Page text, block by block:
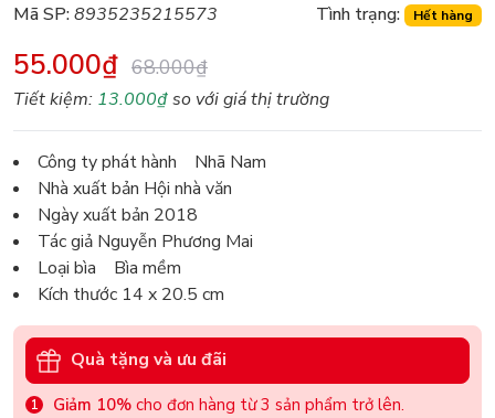
Mã SP:8935235215573 Tình trạng: Hết hàng
55.000₫ 68.000₫
Tiết kiệm: 13.000₫so với giá thị trường
Công ty phát hành Nhã Nam
Nhà xuất bản Hội nhà văn
Ngày xuất bản 2018
Tác giả Nguyễn Phương Mai
Loại bìa Bìa mềm
Kích thước 14 x 20.5 cm
Quà tặng và ưu đãi
Giảm 10% cho đơn hàng từ 3 sản phẩm trở lên.